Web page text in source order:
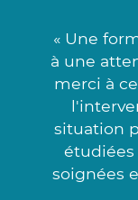
« Une
à une
merci à
situation
étudiées
soignées